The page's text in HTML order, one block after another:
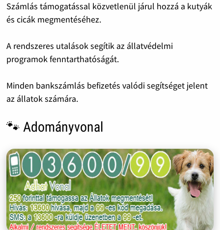
Számlás támogatással közvetlenül járul hozzá a kutyák
és cicák megmentéséhez.
A rendszeres utalások segítik az állatvédelmi
programok fenntarthatóságát.
Minden bankszámlás befizetés valódi segítséget jelent
az állatok számára.
🐾 Adományvonal